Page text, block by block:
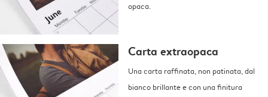
opaca.
Carta extraopaca
Una carta raffinata, non patinata, dal
bianco brillante e con una finitura